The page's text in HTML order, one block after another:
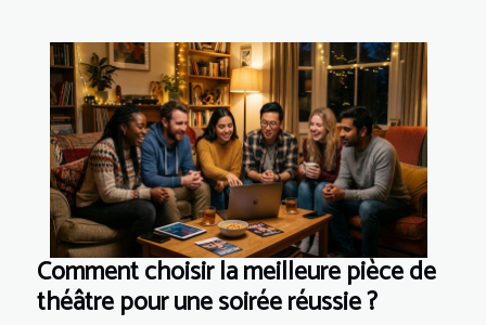
Comment choisir la meilleure pièce de
théâtre pour une soirée réussie ?